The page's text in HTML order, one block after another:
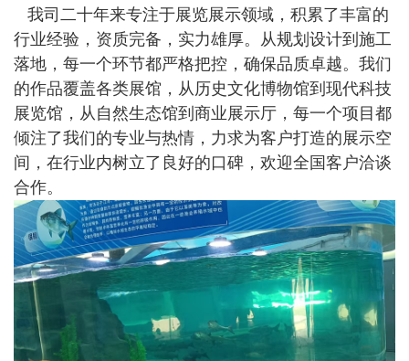
我司二十年来专注于展览展示领域，积累了丰富的
行业经验，资质完备，实力雄厚。从规划设计到施工
落地，每一个环节都严格把控，确保品质卓越。我们
的作品覆盖各类展馆，从历史文化博物馆到现代科技
展览馆，从自然生态馆到商业展示厅，每一个项目都
倾注了我们的专业与热情，力求为客户打造的展示空
间，在行业内树立了良好的口碑，欢迎全国客户洽谈
合作。